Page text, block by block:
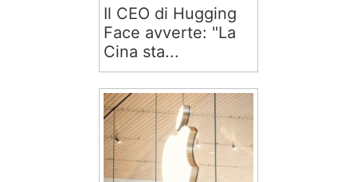
Il CEO di Hugging
Face avverte: "La
Cina sta...